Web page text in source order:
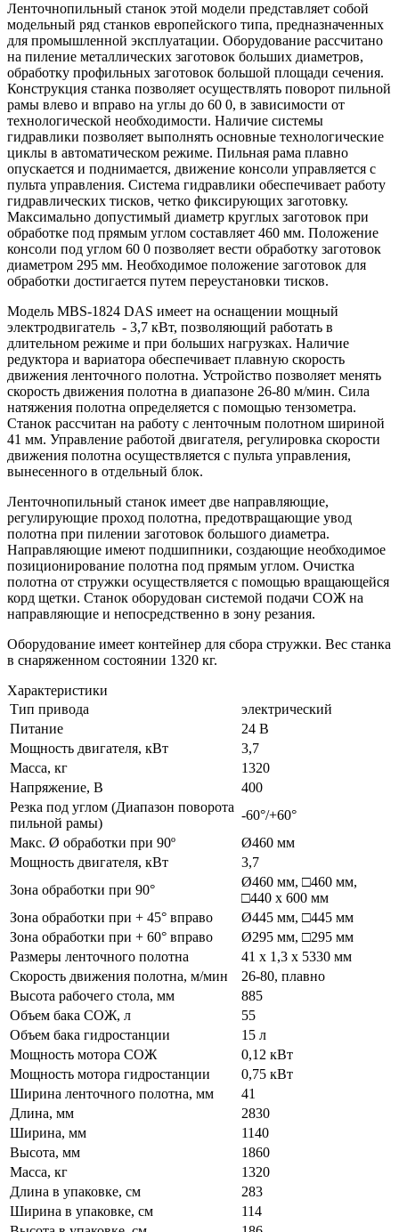
Ленточнопильный станок этой модели представляет собой
модельный ряд станков европейского типа, предназначенных
для промышленной эксплуатации. Оборудование рассчитано
на пиление металлических заготовок больших диаметров,
обработку профильных заготовок большой площади сечения.
Конструкция станка позволяет осуществлять поворот пильной
рамы влево и вправо на углы до 60 0, в зависимости от
технологической необходимости. Наличие системы
гидравлики позволяет выполнять основные технологические
циклы в автоматическом режиме. Пильная рама плавно
опускается и поднимается, движение консоли управляется с
пульта управления. Система гидравлики обеспечивает работу
гидравлических тисков, четко фиксирующих заготовку.
Максимально допустимый диаметр круглых заготовок при
обработке под прямым углом составляет 460 мм. Положение
консоли под углом 60 0 позволяет вести обработку заготовок
диаметром 295 мм. Необходимое положение заготовок для
обработки достигается путем переустановки тисков.
Модель MBS-1824 DAS имеет на оснащении мощный
электродвигатель - 3,7 кВт, позволяющий работать в
длительном режиме и при больших нагрузках. Наличие
редуктора и вариатора обеспечивает плавную скорость
движения ленточного полотна. Устройство позволяет менять
скорость движения полотна в диапазоне 26-80 м/мин. Сила
натяжения полотна определяется с помощью тензометра.
Станок рассчитан на работу с ленточным полотном шириной
41 мм. Управление работой двигателя, регулировка скорости
движения полотна осуществляется с пульта управления,
вынесенного в отдельный блок.
Ленточнопильный станок имеет две направляющие,
регулирующие проход полотна, предотвращающие увод
полотна при пилении заготовок большого диаметра.
Направляющие имеют подшипники, создающие необходимое
позиционирование полотна под прямым углом. Очистка
полотна от стружки осуществляется с помощью вращающейся
корд щетки. Станок оборудован системой подачи СОЖ на
направляющие и непосредственно в зону резания.
Оборудование имеет контейнер для сбора стружки. Вес станка
в снаряженном состоянии 1320 кг.
Характеристики
Тип привода
электрический
Питание
24 В
Мощность двигателя, кВт
3,7
Масса, кг
1320
Напряжение, В
400
Резка под углом (Диапазон поворота
пильной рамы)
-60°/+60°
Макс. Ø обработки при 90º
Ø460 мм
Мощность двигателя, кВт
3,7
Зона обработки при 90°
Ø460 мм, □460 мм,
□440 х 600 мм
Зона обработки при + 45° вправо
Ø445 мм, □445 мм
Зона обработки при + 60° вправо
Ø295 мм, □295 мм
Размеры ленточного полотна
41 х 1,3 х 5330 мм
Скорость движения полотна, м/мин
26-80, плавно
Высота рабочего стола, мм
885
Объем бака СОЖ, л
55
Объем бака гидростанции
15 л
Мощность мотора СОЖ
0,12 кВт
Мощность мотора гидростанции
0,75 кВт
Ширина ленточного полотна, мм
41
Длина, мм
2830
Ширина, мм
1140
Высота, мм
1860
Масса, кг
1320
Длина в упаковке, см
283
Ширина в упаковке, см
114